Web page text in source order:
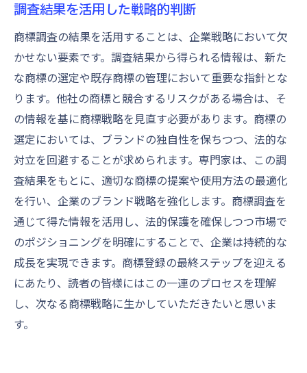
調査結果を活用した戦略的判断
商標調査の結果を活用することは、企業戦略において欠
かせない要素です。調査結果から得られる情報は、新た
な商標の選定や既存商標の管理において重要な指針とな
ります。他社の商標と競合するリスクがある場合は、そ
の情報を基に商標戦略を見直す必要があります。商標の
選定においては、ブランドの独自性を保ちつつ、法的な
対立を回避することが求められます。専門家は、この調
査結果をもとに、適切な商標の提案や使用方法の最適化
を行い、企業のブランド戦略を強化します。商標調査を
通じて得た情報を活用し、法的保護を確保しつつ市場で
のポジショニングを明確にすることで、企業は持続的な
成長を実現できます。商標登録の最終ステップを迎える
にあたり、読者の皆様にはこの一連のプロセスを理解
し、次なる商標戦略に生かしていただきたいと思いま
す。